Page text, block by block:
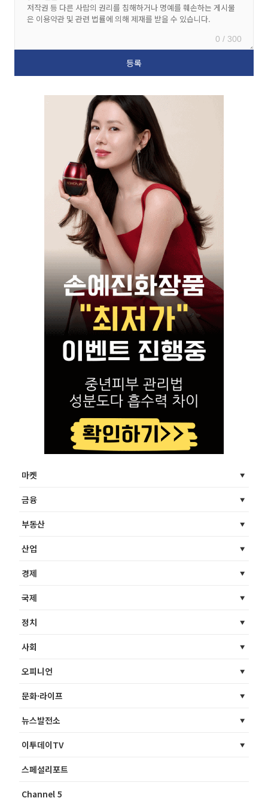
0 / 300
마켓
금융
부동산
산업
경제
국제
정치
사회
오피니언
문화·라이프
뉴스발전소
이투데이TV
스페셜리포트
Channel 5